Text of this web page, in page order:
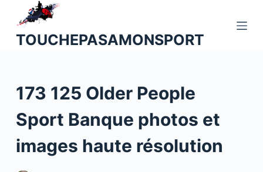
u
o
TOUCHEPASAMONSPORT
173 125 Older People
Sport Banque photos et
images haute résolution